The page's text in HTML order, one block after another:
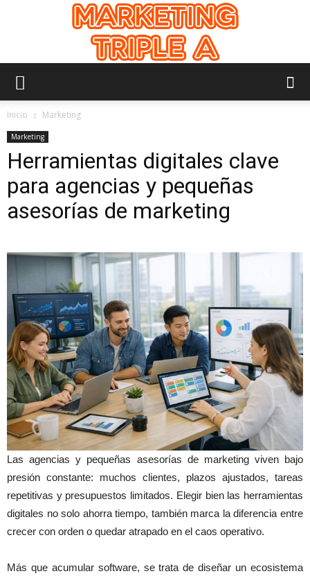
Triple
A
Inicio Marketing
Marketing
Herramientas digitales clave
para agencias y pequeñas
asesorías de marketing
Las agencias y pequeñas asesorías de marketing viven bajo
presión constante: muchos clientes, plazos ajustados, tareas
repetitivas y presupuestos limitados. Elegir bien las herramientas
digitales no solo ahorra tiempo, también marca la diferencia entre
crecer con orden o quedar atrapado en el caos operativo.
Más que acumular software, se trata de diseñar un ecosistema